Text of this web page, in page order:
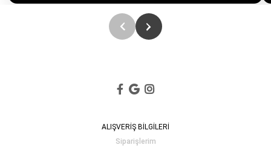
ALIŞVERİŞ BİLGİLERİ
Siparişlerim